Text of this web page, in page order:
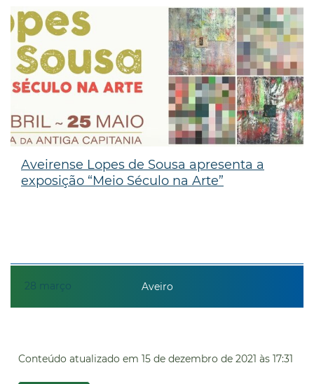
28 março
Aveirense Lopes de Sousa apresenta a
exposição “Meio Século na Arte”
Aveiro
Conteúdo atualizado em 15 de dezembro de 2021 às 17:31